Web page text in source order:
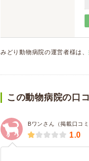
みどり動物病院の運営者様は、
この動物病院の口
Bワンさん（掲載口コ
1.0